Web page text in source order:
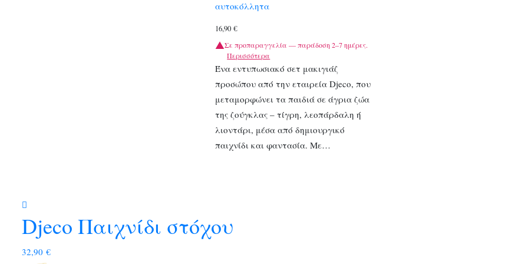
αυτοκόλλητα
16,90€
Σε προπαραγγελία — παράδοση 2–7 ημέρες.
Περισσότερα
Ένα εντυπωσιακό σετ μακιγιάζ
προσώπου από την εταιρεία Djeco, που
μεταμορφώνει τα παιδιά σε άγρια ζώα
της ζούγκλας – τίγρη, λεοπάρδαλη ή
λιοντάρι, μέσα από δημιουργικό
παιχνίδι και φαντασία. Με…
Djeco Παιχνίδι στόχου
32,90 €